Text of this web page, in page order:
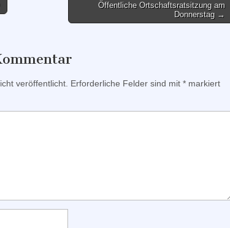
Öffentliche Ortschaftsratsitzung am
Donnerstag →
veröffentlicht. Erforderliche Felder sind mit * markiert